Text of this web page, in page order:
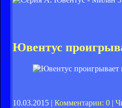
Ювентус
10.03.2015 | Комментарии: 0 |